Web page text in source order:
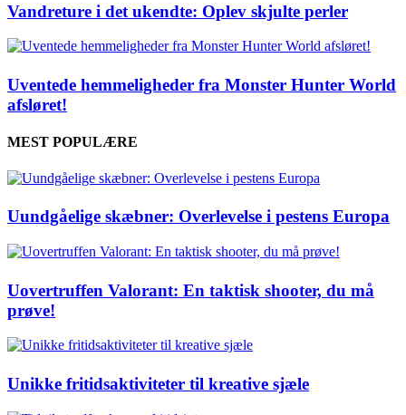
Vandreture i det ukendte: Oplev skjulte perler
Uventede hemmeligheder fra Monster Hunter World
afsløret!
MEST POPULÆRE
Uundgåelige skæbner: Overlevelse i pestens Europa
Uovertruffen Valorant: En taktisk shooter, du må
prøve!
Unikke fritidsaktiviteter til kreative sjæle